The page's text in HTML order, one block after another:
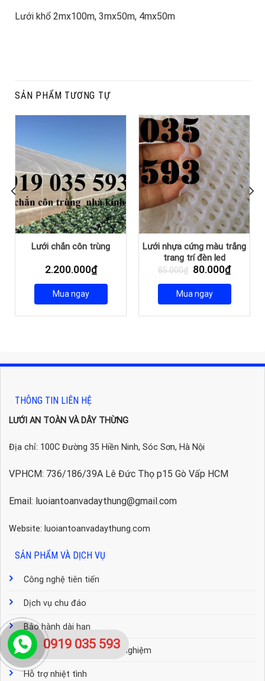
Lưới khổ 2mx100m, 3mx50m, 4mx50m
SẢN PHẨM TƯƠNG TỰ
Lưới chắn côn trùng
2.200.000₫
Mua ngay
Lưới nhựa cứng màu trắng
trang trí đèn led
85.000₫ Giá
85.000₫.
80.000₫Giá
hiện
tại
Mua ngay
THÔNG TIN LIÊN HỆ
LƯỚI AN TOÀN VÀ DÂY THỪNG
Địa chỉ: 100C Đường 35 Hiền Ninh, Sóc Sơn, Hà Nội
VPHCM: 736/186/39A Lê Đức Thọ p15 Gò Vấp HCM
Email: luoiantoanvadaythung@gmail.com
Website: luoiantoanvadaythung.com
SẢN PHẨM VÀ DỊCH VỤ
Công nghệ tiên tiến
Dịch vụ chu đáo
Bảo hành dài hạn
Đội ngũ tư vấn nhiều kinh nghiệm
Hỗ trợ nhiệt tình
0919 035 593